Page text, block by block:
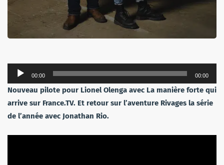
Lecteur
audio
00:00 00:00
Nouveau pilote pour Lionel Olenga avec La manière forte qui
arrive sur France.TV. Et retour sur l’aventure Rivages la série
de l’année avec Jonathan Rio.